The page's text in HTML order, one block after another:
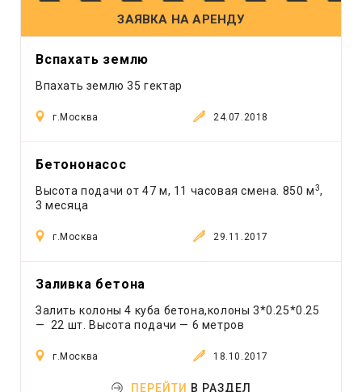
Лесовоз
Манипулятор
Самосвал
Трактор
Эвакуатор
Экскаватор
Экскаватор - погрузчик
ЗАЯВКА НА АРЕНДУ
Вспахать землю
Впахать землю 35 гектар
г.Москва 24.07.2018
Бетононасос
Высота подачи от 47 м, 11 часовая смена. 850 м3,
3 месяца
г.Москва 29.11.2017
Заливка бетона
Залить колоны 4 куба бетона,колоны 3*0.25*0.25
— 22 шт. Высота подачи — 6 метров
г.Москва 18.10.2017
ПЕРЕЙТИ В РАЗДЕЛ